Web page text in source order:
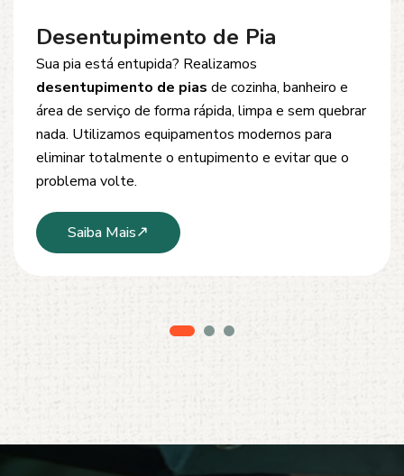
Desentupimento de Esgoto
Problemas comentupimento de esgoto
Oferecemos soluções rápidas e eficientes para
desobstrução de redes de esgoto, caixas de
inspeção e tubulações. Utilizamos equipamentos
modernos e técnicas seguras que garantem um
serviço limpo, ágil e sem danos à estrutura.
Saiba Mais